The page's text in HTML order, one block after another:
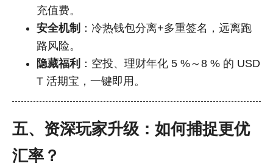
充值费。
安全机制 ：冷热钱包分离+多重签名，远离跑
路风险。
隐藏福利 ：空投、理财年化 5 %～8 % 的 USD
T 活期宝，一键即用。
五、资深玩家升级：如何捕捉更优
汇率？